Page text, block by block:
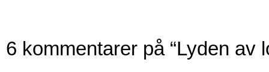
6 kommentarer på “Lyden av